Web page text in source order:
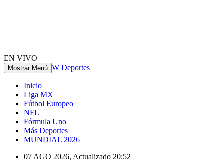
EN VIVO
Mostrar Menú W Deportes
Inicio
Liga MX
Fútbol Europeo
NFL
Fórmula Uno
Más Deportes
MUNDIAL 2026
07 AGO 2026, Actualizado 20:52